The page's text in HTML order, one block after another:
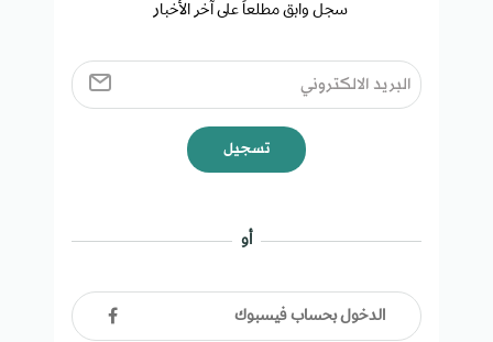
سجل وابق مطلعاً على آخر الأخبار ​
تسجيل
أو
الدخول بحساب فيسبوك